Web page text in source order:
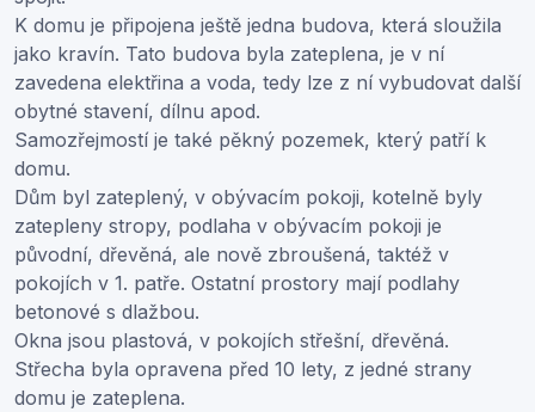
K domu je připojena ještě jedna budova, která sloužila
jako kravín. Tato budova byla zateplena, je v ní
zavedena elektřina a voda, tedy lze z ní vybudovat další
obytné stavení, dílnu apod.
Samozřejmostí je také pěkný pozemek, který patří k
domu.
Dům byl zateplený, v obývacím pokoji, kotelně byly
zatepleny stropy, podlaha v obývacím pokoji je
původní, dřevěná, ale nově zbroušená, taktéž v
pokojích v 1. patře. Ostatní prostory mají podlahy
betonové s dlažbou.
Okna jsou plastová, v pokojích střešní, dřevěná.
Střecha byla opravena před 10 lety, z jedné strany
domu je zateplena.